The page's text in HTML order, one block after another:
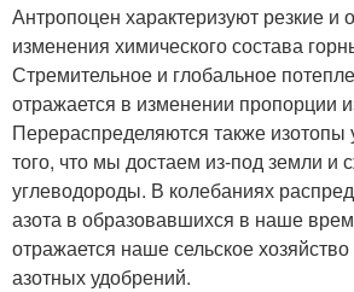
Антропоцен характеризуют резкие
изменения химического состава
Стремительное и глобальное
отражается в изменении пропорции
Перераспределяются также изотопы
того, что мы достаем из-под земли и
углеводороды. В колебаниях
азота в образовавшихся в наше
отражается наше сельское
азотных удобрений.